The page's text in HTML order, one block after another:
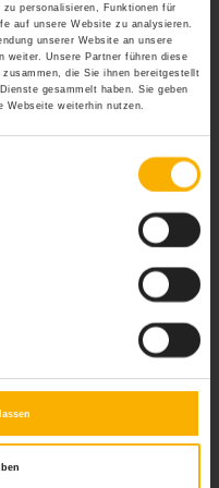
personalisieren, Funktionen für
auf unsere Website zu analysieren.
unserer Website an unsere
weiter. Unsere Partner führen diese
die Sie ihnen bereitgestellt
gesammelt haben. Sie geben
Webseite weiterhin nutzen.
eignet sich
Dazu gehören
arbeiten
verbessern und
im
für alle, die sich
einer verbesserten
anstreben.
auf dem neuesten
Verantwortung
mit einem höheren
Menge für Ihren
berufliche